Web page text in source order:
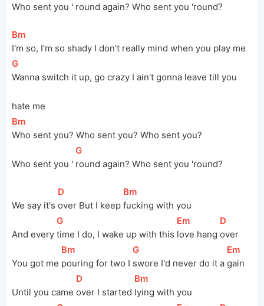
Who sent you ' round again? Who sent you 'round?
[Bm
I'm so, I'm so shady I don't really mind when you play me
[
G
Wanna switch it up, go crazy I ain't gonna leave till you
hate me
[Bm
Who sent you? Who sent you? Who sent you?
Who sent you '
[
G
round again? Who sent you 'round?
We say it's
[D
over But I keep
[Bm
fucking with you
And every
[
G
time I do, I wake up with this
[Em
love hang
[D
over
You got me
[Bm
pouring for two I
[
G
swore I'd never do it a
[Em
gain
Until you came
[D
over I started
[Bm
lying with you